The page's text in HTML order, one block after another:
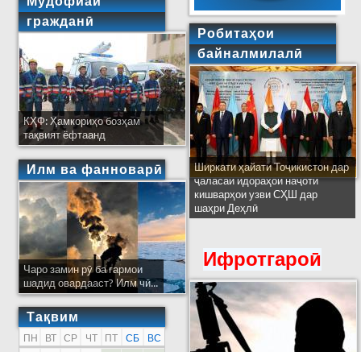
гражданӣ
КҲФ: Ҳамкориҳо бозҳам
тақвият ёфтаанд
Илм ва фанноварӣ
Чаро замин рӯ ба гармои
шадид овардааст? Илм чӣ...
Тақвим
ПН ВТ СР ЧТ ПТ СБ
ВС
Робитаҳои
байналмилалӣ
Ширкати ҳайати Тоҷикистон дар
ҷаласаи идораҳои наҷоти
кишварҳои узви СҲШ дар
шаҳри Деҳлӣ
Ифротгароӣ